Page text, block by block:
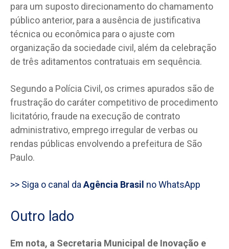
para um suposto direcionamento do chamamento
público anterior, para a ausência de justificativa
técnica ou econômica para o ajuste com
organização da sociedade civil, além da celebração
de três aditamentos contratuais em sequência.
Segundo a Polícia Civil, os crimes apurados são de
frustração do caráter competitivo de procedimento
licitatório, fraude na execução de contrato
administrativo, emprego irregular de verbas ou
rendas públicas envolvendo a prefeitura de São
Paulo.
>> Siga o canal da Agência Brasil no WhatsApp
Outro lado
Em nota, a Secretaria Municipal de Inovação e